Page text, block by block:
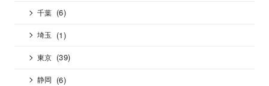
千葉 (6)
埼玉 (1)
東京 (39)
静岡 (6)